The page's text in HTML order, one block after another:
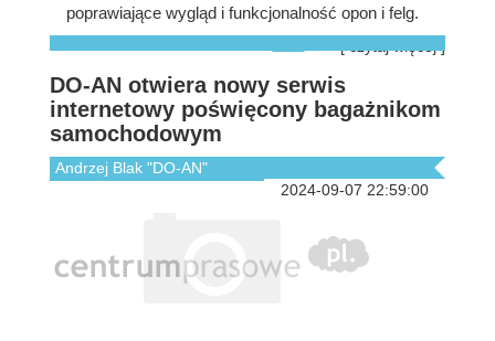
poprawiające wygląd i funkcjonalność opon i felg.
DO-AN otwiera nowy serwis
internetowy poświęcony bagażnikom
samochodowym
Andrzej Blak "DO-AN"
2024-09-07 22:59:00